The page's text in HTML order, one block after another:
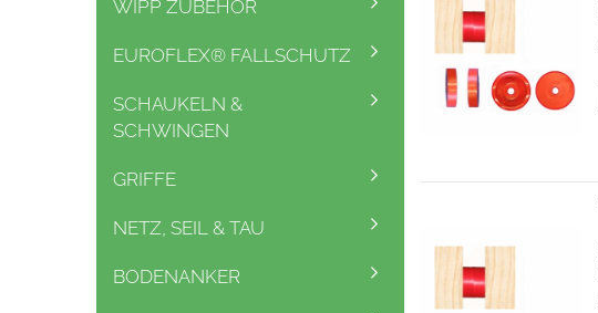
WIPP ZUBEHÖR
EUROFLEX® FALLSCHUTZ
SCHAUKELN &
SCHWINGEN
GRIFFE
NETZ, SEIL & TAU
BODENANKER